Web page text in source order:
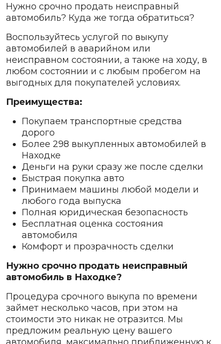
Нужно срочно продать неисправный
автомобиль? Куда же тогда обратиться?
Воспользуйтесь услугой по выкупу
автомобилей в аварийном или
неисправном состоянии, а также на ходу, в
любом состоянии и с любым пробегом на
выгодных для покупателей условиях.
Преимущества:
Покупаем транспортные средства
дорого
Более 298 выкупленных автомобилей в
Находке
Деньги на руки сразу же после сделки
Быстрая покупка авто
Принимаем машины любой модели и
любого года выпуска
Полная юридическая безопасность
Бесплатная оценка состояния
автомобиля
Комфорт и прозрачность сделки
Нужно срочно продать неисправный
автомобиль в Находке?
Процедура срочного выкупа по времени
займет несколько часов, при этом на
стоимости это никак не отразится. Мы
предложим реальную цену вашего
автомобиля, максимально приближенную к